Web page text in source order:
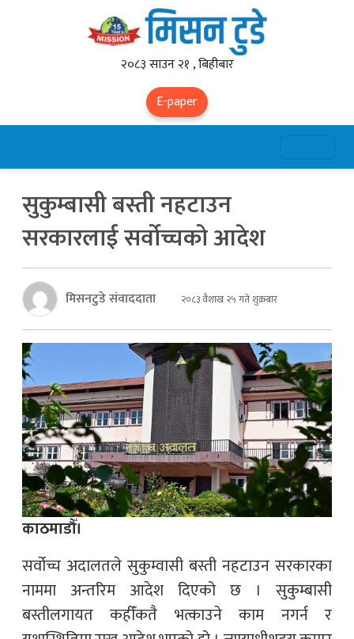
२०८३ साउन २१ , बिहीबार
E-paper
सुकुम्बासी बस्ती नहटाउन
सरकारलाई सर्वोच्चको आदेश
मिसनटुडे संवाददाता २०८३ वैशाख २५ गते शुक्रबार
काठमाडौँ।
सर्वोच्च अदालतले सुकुम्वासी बस्ती नहटाउन सरकारका
नाममा अन्तरिम आदेश दिएको छ । सुकुम्बासी
बस्तीलगायत कहीँकतै भत्काउने काम नगर्न र